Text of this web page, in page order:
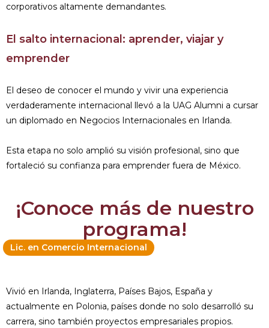
corporativos altamente demandantes.
El salto internacional: aprender, viajar y
emprender
El deseo de conocer el mundo y vivir una experiencia
verdaderamente internacional llevó a la UAG Alumni a cursar
un diplomado en Negocios Internacionales en Irlanda.
Esta etapa no solo amplió su visión profesional, sino que
fortaleció su confianza para emprender fuera de México.
¡Conoce más de nuestro
programa!
Lic. en Comercio Internacional
Vivió en Irlanda, Inglaterra, Países Bajos, España y
actualmente en Polonia, países donde no solo desarrolló su
carrera, sino también proyectos empresariales propios.